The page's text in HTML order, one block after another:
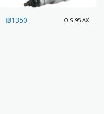
O.S 95 AX
₪1350